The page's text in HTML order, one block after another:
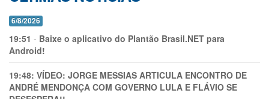
6/8/2026
19:51 - Baixe o aplicativo do Plantão Brasil.NET para
Android!
19:48: VÍDEO: JORGE MESSIAS ARTICULA ENCONTRO DE
ANDRÉ MENDONÇA COM GOVERNO LULA E FLÁVIO SE